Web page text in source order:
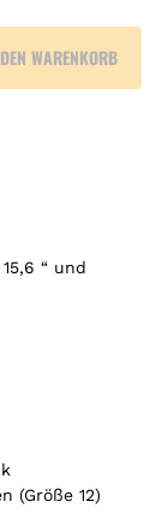
WARENKORB
“ und
(Größe 12)